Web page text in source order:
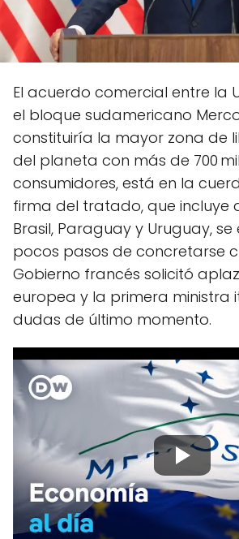
El acuerdo comercial entre la
el bloque sudamericano
constituiría la mayor zona de
del planeta con más de 700
consumidores, está en la
firma del tratado, que incluye
Brasil, Paraguay y Uruguay,
pocos pasos de concretarse
Gobierno francés solicitó
europea y la primera ministra
dudas de último momento.